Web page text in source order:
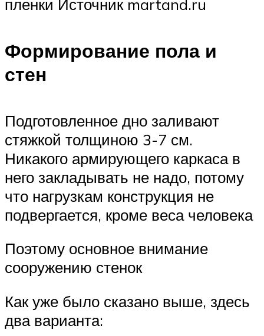
пленки Источник martand.ru
Формирование пола и
стен
Подготовленное дно заливают
стяжкой толщиною 3-7 см.
Никакого армирующего каркаса в
него закладывать не надо, потому
что нагрузкам конструкция не
подвергается, кроме веса человека
Поэтому основное внимание
сооружению стенок
Как уже было сказано выше, здесь
два варианта: